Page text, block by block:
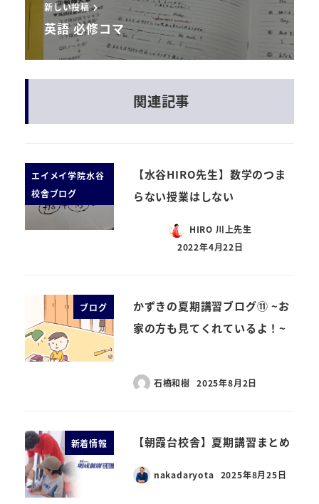
新しい投稿
英語 必修コマ
関連記事
エイメイ学院水谷
校舎ブログ
【水谷HIRO先生】数学のつま
らない授業はしない
HIRO 川上先生
2022年4月22日
ブログ
かずきの夏期講習ブログ⑪ ~お
家の方も見てくれているよ！~
石橋和樹 2025年8月2日
新着情報 【朝霞台校舎】夏期講習まとめ
nakadaryota 2025年8月25日